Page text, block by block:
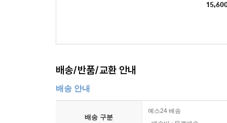
배송/반품/교환 안내
배송 안내
배송 구분
예스24 배송